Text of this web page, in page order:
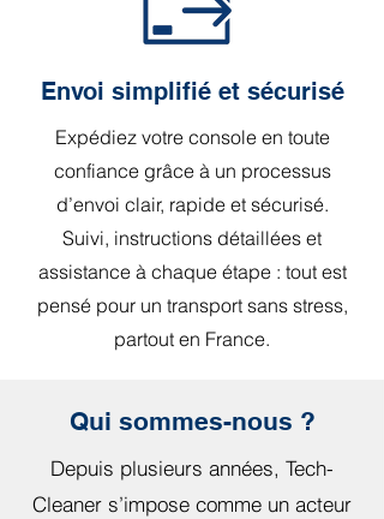
Envoi simplifié et sécurisé
Expédiez votre console en toute
confiance grâce à un processus
d’envoi clair, rapide et sécurisé.
Suivi, instructions détaillées et
assistance à chaque étape : tout est
pensé pour un transport sans stress,
partout en France.
Qui sommes-nous ?
Depuis plusieurs années, Tech-
Cleaner s’impose comme un acteur